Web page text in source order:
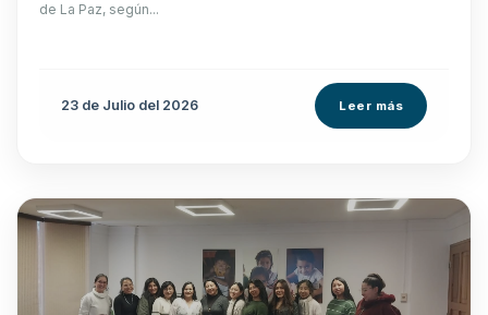
de La Paz, según...
23 de Julio del 2026 Leer más